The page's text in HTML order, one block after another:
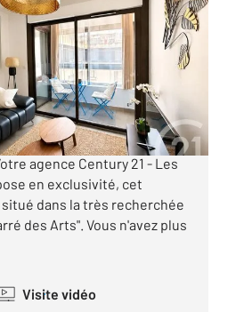
F2 à vendre
€
de coeur en dernier étage,
agence Century 21 - Les
en exclusivité, cet
dans la très recherchée
des Arts". Vous n'avez plus
Visite vidéo